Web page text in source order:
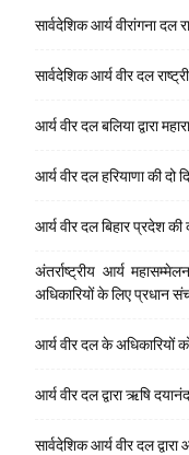
सार्वदेशिक आर्य वीरांगना दल
सार्वदेशिक आर्य वीर दल
आर्य वीर दल बलिया द्वारा
आर्य वीर दल हरियाणा की दो
आर्य वीर दल बिहार प्रदेश की
अंतर्राष्ट्रीय आर्य
अधिकारियों के लिए प्रधान
आर्य वीर दल के अधिकारियों
आर्य वीर दल द्वारा ऋषि
सार्वदेशिक आर्य वीर दल